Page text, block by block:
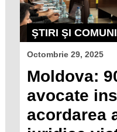
ŞTIRI ŞI
Octombrie 29, 2025
Moldova:
avocate
acordarea